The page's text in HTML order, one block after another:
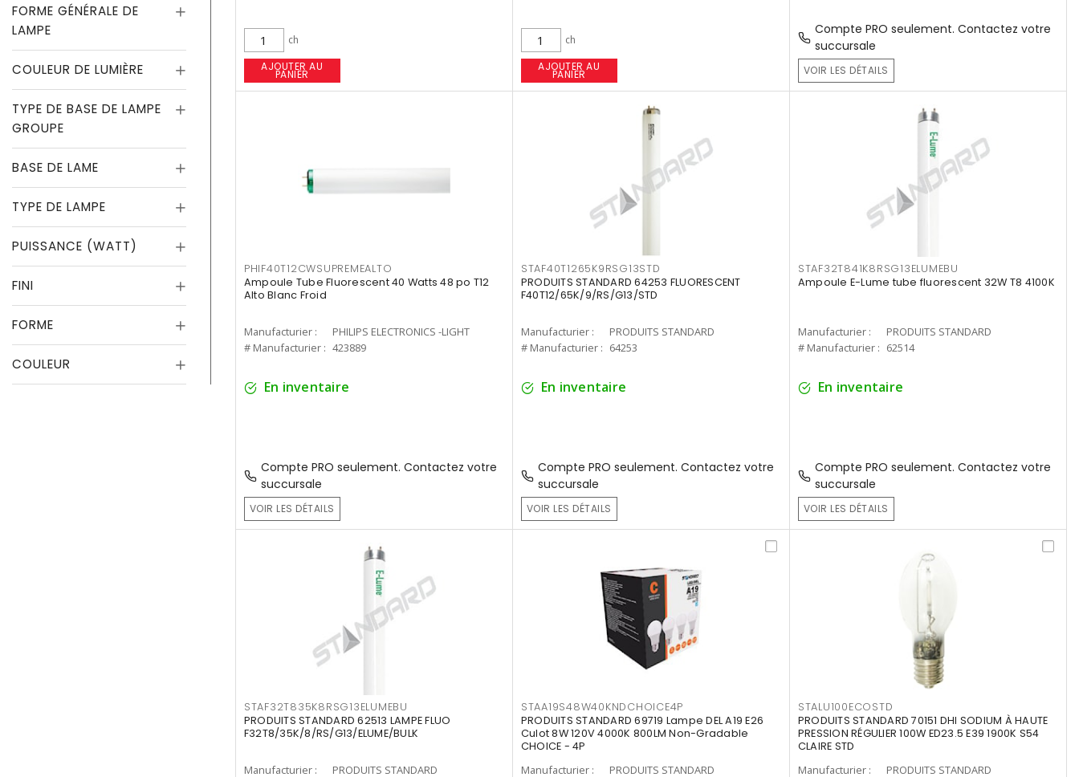
FORME GÉNÉRALE DE
LAMPE
COULEUR DE LUMIÈRE
TYPE DE BASE DE LAMPE
GROUPE
BASE DE LAME
TYPE DE LAMPE
PUISSANCE (WATT)
FINI
FORME
COULEUR
ch
AJOUTER AU
PANIER
ch
AJOUTER AU
PANIER
Compte PRO seulement. Contactez votre
succursale
VOIR LES DÉTAILS
PHIF40T12CWSUPREMEALTO
Ampoule Tube Fluorescent 40 Watts 48 po T12
Alto Blanc Froid
Manufacturier :
PHILIPS ELECTRONICS -LIGHT
# Manufacturier : 423889
En inventaire
Compte PRO seulement. Contactez votre
succursale
VOIR LES DÉTAILS
STAF40T1265K9RSG13STD
PRODUITS STANDARD 64253 FLUORESCENT
F40T12/65K/9/RS/G13/STD
Manufacturier :
PRODUITS STANDARD
# Manufacturier : 64253
En inventaire
Compte PRO seulement. Contactez votre
succursale
VOIR LES DÉTAILS
STAF32T841K8RSG13ELUMEBU
Ampoule E-Lume tube fluorescent 32W T8 4100K
Manufacturier :
PRODUITS STANDARD
# Manufacturier : 62514
En inventaire
Compte PRO seulement. Contactez votre
succursale
VOIR LES DÉTAILS
STAF32T835K8RSG13ELUMEBU
PRODUITS STANDARD 62513 LAMPE FLUO
F32T8/35K/8/RS/G13/ELUME/BULK
Manufacturier :
PRODUITS STANDARD
STAA19S48W40KNDCHOICE4P
PRODUITS STANDARD 69719 Lampe DEL A19 E26
Culot 8W 120V 4000K 800LM Non-Gradable
CHOICE - 4P
Manufacturier :
PRODUITS STANDARD
STALU100ECOSTD
PRODUITS STANDARD 70151 DHI SODIUM À HAUTE
PRESSION RÉGULIER 100W ED23.5 E39 1900K S54
CLAIRE STD
Manufacturier :
PRODUITS STANDARD